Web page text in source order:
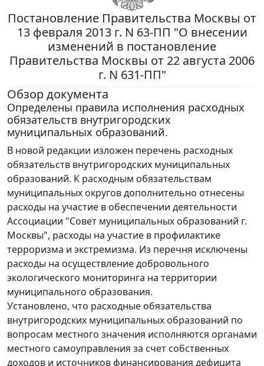
Постановление Правительства Москвы от
13 февраля 2013 г. N 63-ПП "О внесении
изменений в постановление
Правительства Москвы от 22 августа 2006
г. N 631-ПП"
Обзор документа
Определены правила исполнения расходных
обязательств внутригородских
муниципальных образований.
В новой редакции изложен перечень расходных
обязательств внутригородских муниципальных
образований. К расходным обязательствам
муниципальных округов дополнительно отнесены
расходы на участие в обеспечении деятельности
Ассоциации "Совет муниципальных образований г.
Москвы", расходы на участие в профилактике
терроризма и экстремизма. Из перечня исключены
расходы на осуществление добровольного
экологического мониторинга на территории
муниципального образования.
Установлено, что расходные обязательства
внутригородских муниципальных образований по
вопросам местного значения исполняются органами
местного самоуправления за счет собственных
доходов и источников финансирования дефицита